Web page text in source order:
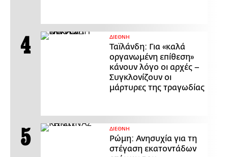
ΔΙΕΘΝΗ
Ταϊλάνδη: Για «καλά
οργανωμένη επίθεση»
κάνουν λόγο οι αρχές –
Συγκλονίζουν οι
μάρτυρες της τραγωδίας
ΔΙΕΘΝΗ
Ρώμη: Ανησυχία για τη
στέγαση εκατοντάδων